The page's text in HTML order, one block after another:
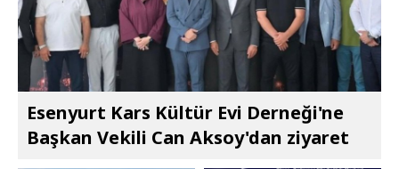
Esenyurt Kars Kültür Evi Derneği'ne
Başkan Vekili Can Aksoy'dan ziyaret